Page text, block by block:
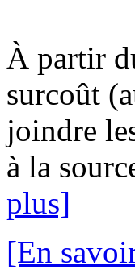
À partir
surcoût
joindre
à la
plus]
[En